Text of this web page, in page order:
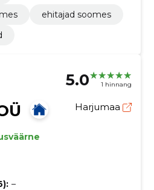
ehitajad soomes
5.0 1 hinnang
Harjumaa
–